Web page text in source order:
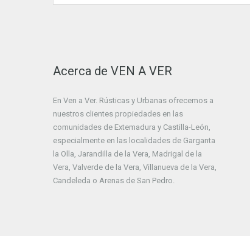
Acerca de VEN A VER
En Ven a Ver. Rústicas y Urbanas ofrecemos a
nuestros clientes propiedades en las
comunidades de Extemadura y Castilla-León,
especialmente en las localidades de Garganta
la Olla, Jarandilla de la Vera, Madrigal de la
Vera, Valverde de la Vera, Villanueva de la Vera,
Candeleda o Arenas de San Pedro.